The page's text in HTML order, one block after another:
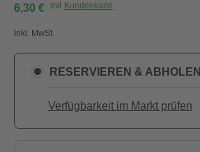
6,30 € mit Kundenkarte
Inkl. MwSt.
RESERVIEREN & ABHOLEN
Verfügbarkeit im Markt prüfen